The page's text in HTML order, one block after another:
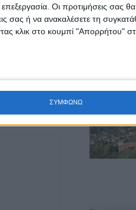
Οι προτιμήσεις σας
σας ή να ανακαλέσετε τη
κλικ στο κουμπί "Απορρήτου"
ΣΥΜΦΩΝΩ
ΤΕΒΑ